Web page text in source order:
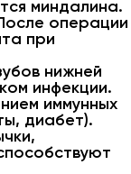
миндалина.
операции
при
нижней
инфекции.
иммунных
диабет).